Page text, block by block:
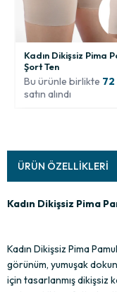
Kadın Dikişsiz Pima
Şort Ten
Bu ürünle birlikte 72
satın alındı
ÜRÜN ÖZELLIKLERI
Kadın Dikişsiz Pima
Kadın Dikişsiz Pima
görünüm, yumuşak
için tasarlanmış dikişsiz